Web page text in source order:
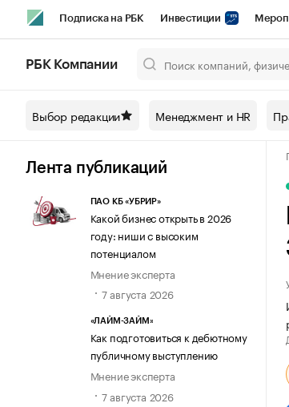
Подписка на РБК Инвестиции
Спецпроекты СПб Конференции СПб
Технологии и медиа Рынок
РБК Компании
Выбор редакции Менеджмент и HR
Лента публикаций
ПАО КБ «УБРИР»
Какой бизнес открыть в 2026
году: ниши с высоким
потенциалом
Мнение эксперта
7 августа 2026
«ЛАЙМ-ЗАЙМ»
Как подготовиться к дебютному
публичному выступлению
Мнение эксперта
7 августа 2026